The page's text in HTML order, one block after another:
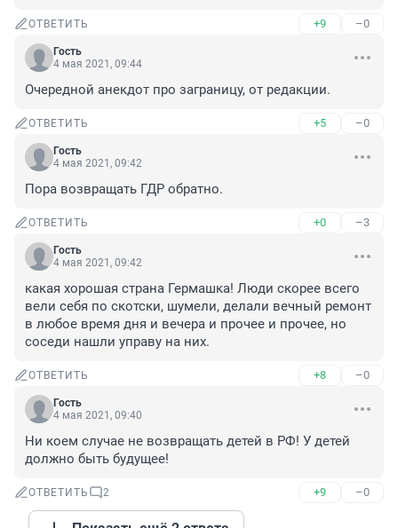
ОТВЕТИТЬ +9 –0
Гость
4 мая 2021, 09:44
Очередной анекдот про заграницу, от редакции.
ОТВЕТИТЬ +5 –0
Гость
4 мая 2021, 09:42
Пора возвращать ГДР обратно.
ОТВЕТИТЬ +0 –3
Гость
4 мая 2021, 09:42
какая хорошая страна Гермашка! Люди скорее всего
вели себя по скотски, шумели, делали вечный ремонт
в любое время дня и вечера и прочее и прочее, но
соседи нашли управу на них.
ОТВЕТИТЬ +8 –0
Гость
4 мая 2021, 09:40
Ни коем случае не возвращать детей в РФ! У детей
должно быть будущее!
ОТВЕТИТЬ 2 +9 –0